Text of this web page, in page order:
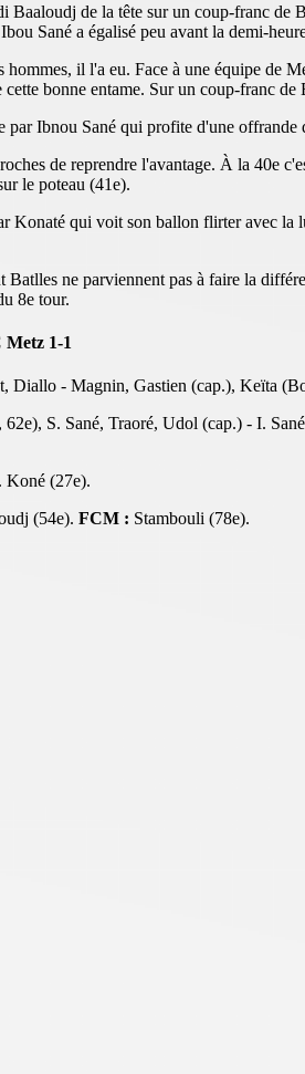
de la tête sur un coup-franc
Sané a égalisé peu avant la demi-
hommes, il l'a eu. Face à une équipe de
bonne entame. Sur un coup-franc
par Ibnou Sané qui profite d'une
de reprendre l'avantage. À la 40e
le poteau (41e).
Konaté qui voit son ballon flirter avec
ne parviennent pas à faire la
8e tour.
1-1
Diallo - Magnin, Gastien (cap.), Keïta
S. Sané, Traoré, Udol (cap.) - I.
Koné (27e).
(54e). FCM : Stambouli (78e).